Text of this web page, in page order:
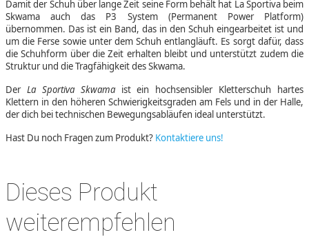
Damit der Schuh über lange Zeit seine Form behält hat La Sportiva beim
Skwama auch das P3 System (Permanent Power Platform)
übernommen. Das ist ein Band, das in den Schuh eingearbeitet ist und
um die Ferse sowie unter dem Schuh entlangläuft. Es sorgt dafür, dass
die Schuhform über die Zeit erhalten bleibt und unterstützt zudem die
Struktur und die Tragfähigkeit des Skwama.
Der La Sportiva Skwamaist ein hochsensibler Kletterschuh hartes
Klettern in den höheren Schwierigkeitsgraden am Fels und in der Halle,
der dich bei technischen Bewegungsabläufen ideal unterstützt.
Hast Du noch Fragen zum Produkt? Kontaktiere uns!
Dieses Produkt
weiterempfehlen